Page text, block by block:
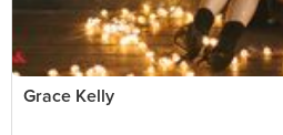
Grace Kelly